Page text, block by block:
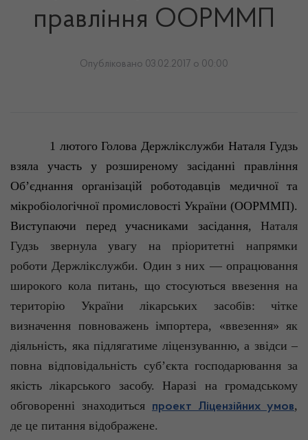
правління ООРММП
Опубліковано 03.02.2017 о 00:00
1 лютого Голова Держлікслужби Наталя Гудзь
взяла участь у розширеному засіданні правління
Об’єднання організацій роботодавців медичної та
мікробіологічної промисловості України (ООРММП).
Виступаючи перед учасниками засідання, Наталя
Гудзь звернула увагу на пріоритетні напрямки
роботи Держлікслужби. Один з них — опрацювання
широкого кола питань, що стосуються ввезення на
територію України лікарських засобів: чітке
визначення повноважень імпортера, «ввезення» як
діяльність, яка підлягатиме ліцензуванню, а звідси –
повна відповідальність суб’єкта господарювання за
якість лікарського засобу. Наразі на громадському
обговоренні знаходиться
проект Ліцензійних умов,
де це питання відображене.